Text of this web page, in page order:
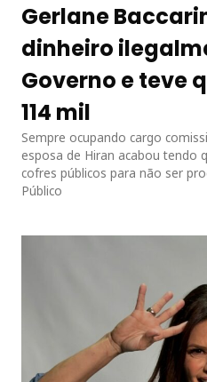
Gerlane
dinheiro
Governo e teve
114 mil
Sempre ocupando cargo
esposa de Hiran acabou tendo
cofres públicos para não ser
Público